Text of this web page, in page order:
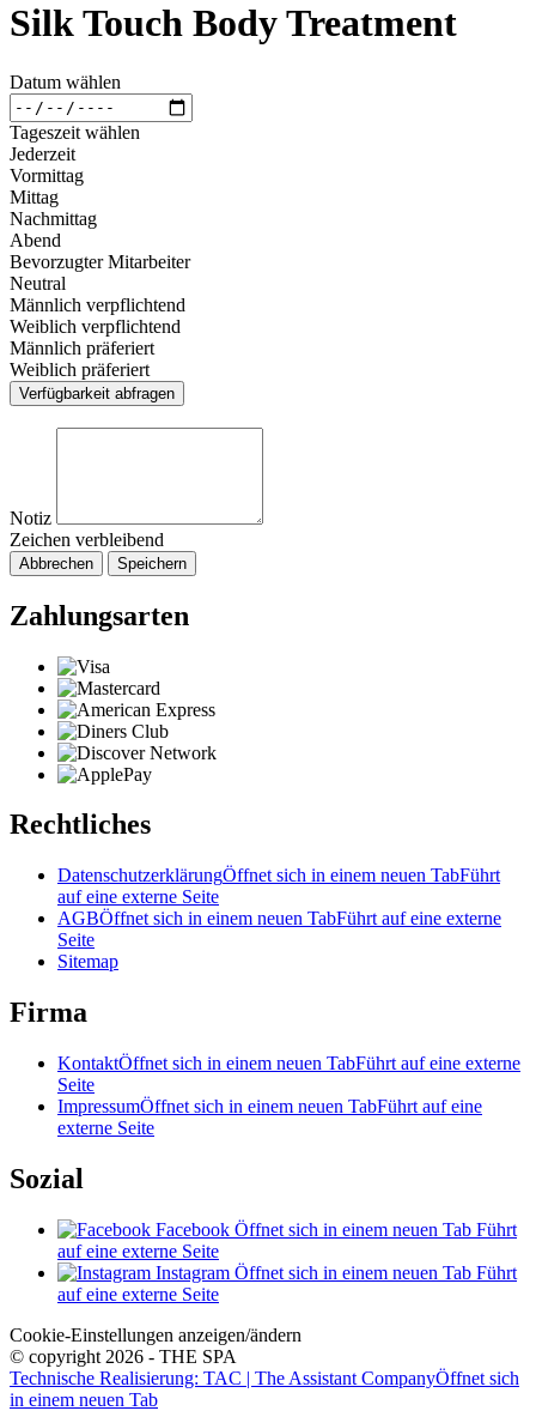
Silk Touch Body Treatment
Datum wählen
Tageszeit wählen
Jederzeit
Vormittag
Mittag
Nachmittag
Abend
Bevorzugter Mitarbeiter
Neutral
Männlich verpflichtend
Weiblich verpflichtend
Männlich präferiert
Weiblich präferiert
Verfügbarkeit abfragen
Notiz
Zeichen verbleibend
Abbrechen Speichern
Zahlungsarten
Rechtliches
DatenschutzerklärungÖffnet sich in einem neuen TabFührt
auf eine externe Seite
AGBÖffnet sich in einem neuen TabFührt auf eine externe
Seite
Sitemap
Firma
KontaktÖffnet sich in einem neuen TabFührt auf eine externe
Seite
ImpressumÖffnet sich in einem neuen TabFührt auf eine
externe Seite
Sozial
Facebook Öffnet sich in einem neuen Tab Führt
auf eine externe Seite
Instagram Öffnet sich in einem neuen Tab Führt
auf eine externe Seite
Cookie-Einstellungen anzeigen/ändern
© copyright 2026 - THE SPA
Technische Realisierung: TAC | The Assistant CompanyÖffnet sich
in einem neuen Tab